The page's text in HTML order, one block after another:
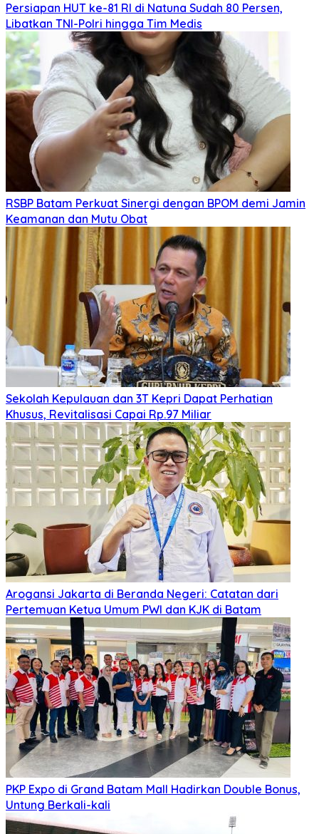
Persiapan HUT ke-81 RI di Natuna Sudah 80 Persen,
Libatkan TNI-Polri hingga Tim Medis
RSBP Batam Perkuat Sinergi dengan BPOM demi Jamin
Keamanan dan Mutu Obat
Sekolah Kepulauan dan 3T Kepri Dapat Perhatian
Khusus, Revitalisasi Capai Rp.97 Miliar
Arogansi Jakarta di Beranda Negeri: Catatan dari
Pertemuan Ketua Umum PWI dan KJK di Batam
PKP Expo di Grand Batam Mall Hadirkan Double Bonus,
Untung Berkali-kali